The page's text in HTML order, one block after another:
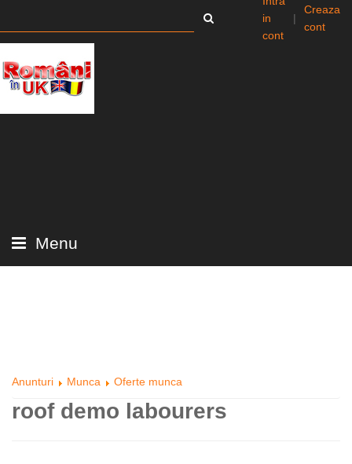
in
cont
|
Creaza
cont
Menu
Anunturi Munca Oferte munca
roof demo labourers